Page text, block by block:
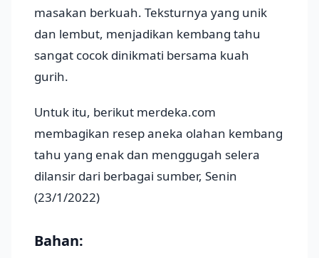
masakan berkuah. Teksturnya yang unik
dan lembut, menjadikan kembang tahu
sangat cocok dinikmati bersama kuah
gurih.
Untuk itu, berikut merdeka.com
membagikan resep aneka olahan kembang
tahu yang enak dan menggugah selera
dilansir dari berbagai sumber, Senin
(23/1/2022)
Bahan: